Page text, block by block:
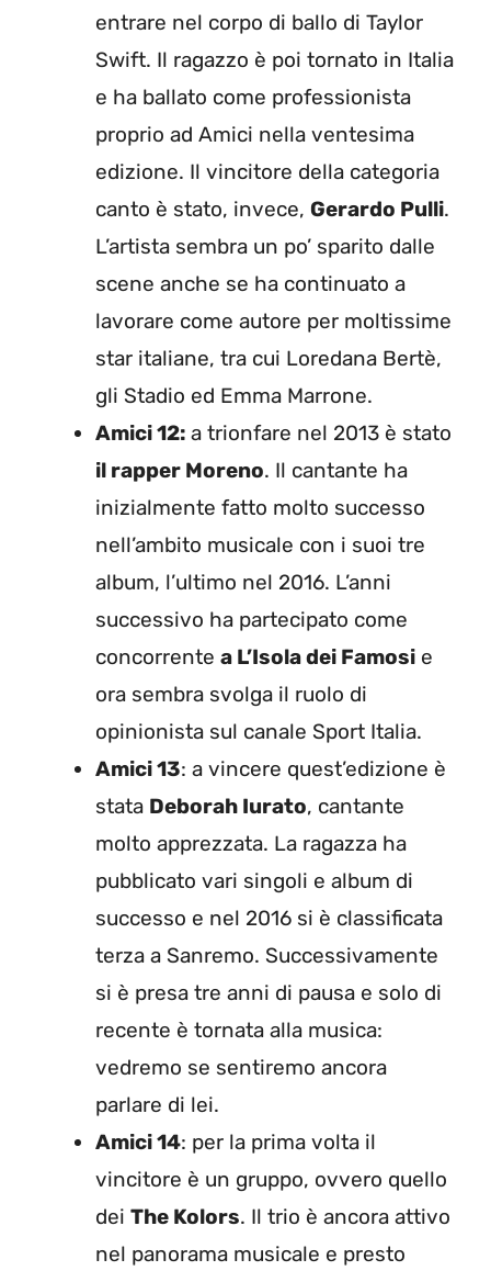
entrare nel corpo di ballo di Taylor
Swift. Il ragazzo è poi tornato in Italia
e ha ballato come professionista
proprio ad Amici nella ventesima
edizione. Il vincitore della categoria
canto è stato, invece, Gerardo Pulli.
L’artista sembra un po’ sparito dalle
scene anche se ha continuato a
lavorare come autore per moltissime
star italiane, tra cui Loredana Bertè,
gli Stadio ed Emma Marrone.
Amici 12: a trionfare nel 2013 è stato
il rapper Moreno. Il cantante ha
inizialmente fatto molto successo
nell’ambito musicale con i suoi tre
album, l’ultimo nel 2016. L’anni
successivo ha partecipato come
concorrente a L’Isola dei Famosi e
ora sembra svolga il ruolo di
opinionista sul canale Sport Italia.
Amici 13: a vincere quest’edizione è
stata Deborah Iurato, cantante
molto apprezzata. La ragazza ha
pubblicato vari singoli e album di
successo e nel 2016 si è classificata
terza a Sanremo. Successivamente
si è presa tre anni di pausa e solo di
recente è tornata alla musica:
vedremo se sentiremo ancora
parlare di lei.
Amici 14: per la prima volta il
vincitore è un gruppo, ovvero quello
dei The Kolors. Il trio è ancora attivo
nel panorama musicale e presto